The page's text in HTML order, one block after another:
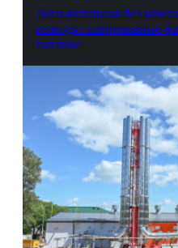
Лего-котельная без
возводят современные
топливе